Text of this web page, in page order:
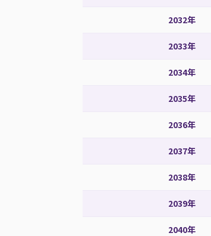
2032年
2033年
2034年
2035年
2036年
2037年
2038年
2039年
2040年